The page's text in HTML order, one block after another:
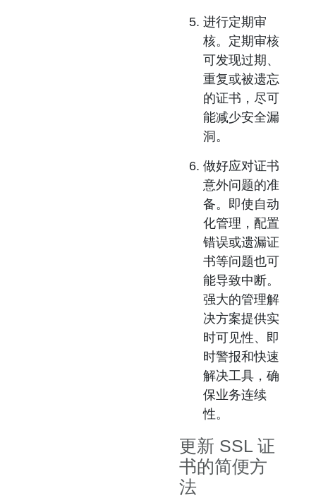
进行定期审
核。 定期审核
可发现过期、
重复或被遗忘
的证书，尽可
能减少安全漏
洞。
做好应对证书
意外问题的准
备。 即使自动
化管理，配置
错误或遗漏证
书等问题也可
能导致中断。
强大的管理解
决方案提供实
时可见性、即
时警报和快速
解决工具，确
保业务连续
性。
更新 SSL 证
书的简便方
法